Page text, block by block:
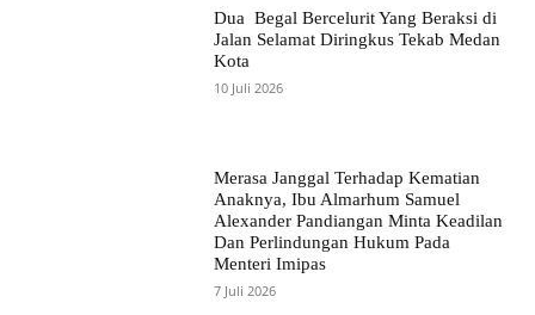
Dua Begal Bercelurit Yang Beraksi di
Jalan Selamat Diringkus Tekab Medan
Kota
10 Juli 2026
Merasa Janggal Terhadap Kematian
Anaknya, Ibu Almarhum Samuel
Alexander Pandiangan Minta Keadilan
Dan Perlindungan Hukum Pada
Menteri Imipas
7 Juli 2026